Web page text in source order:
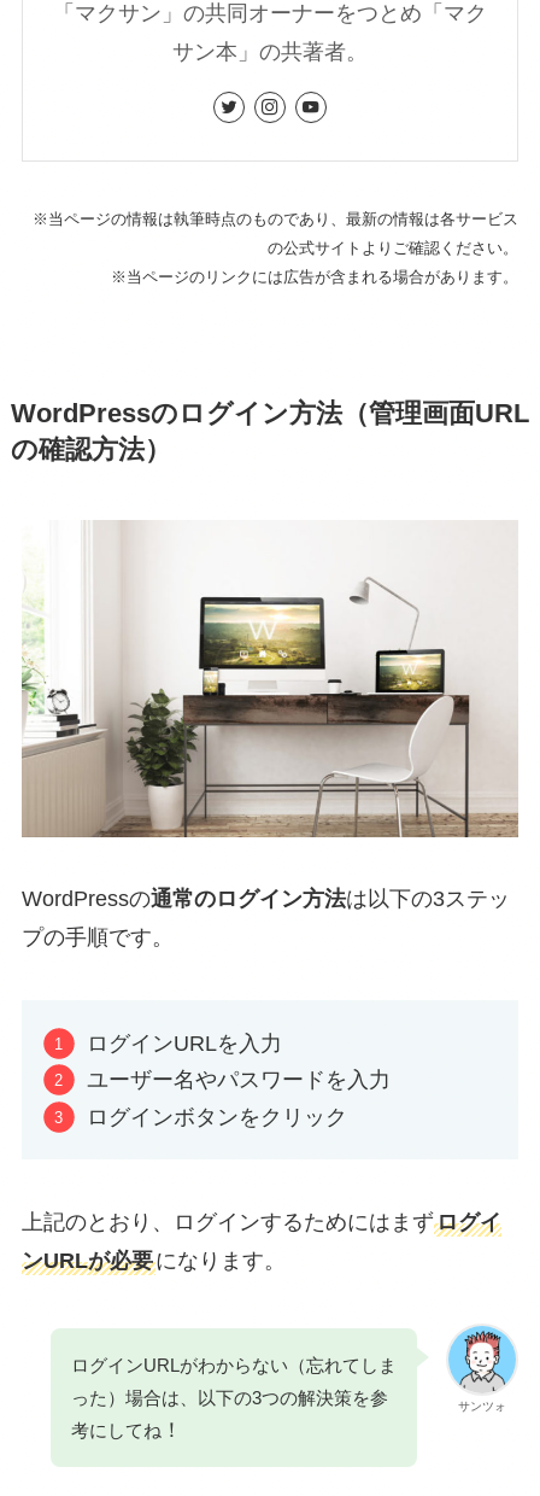
「マクサン」の共同オーナーをつとめ「マク
サン本」の共著者。
※当ページの情報は執筆時点のものであり、最新の情報は各サービス
の公式サイトよりご確認ください。
※当ページのリンクには広告が含まれる場合があります。
WordPressのログイン方法（管理画面URL
の確認方法）
WordPressの通常のログイン方法は以下の3ステッ
プの手順です。
ログインURLを入力
ユーザー名やパスワードを入力
ログインボタンをクリック
上記のとおり、ログインするためにはまずログイ
ンURLが必要になります。
サンツォ
ログインURLがわからない（忘れてしま
った）場合は、以下の3つの解決策を参
考にしてね ！